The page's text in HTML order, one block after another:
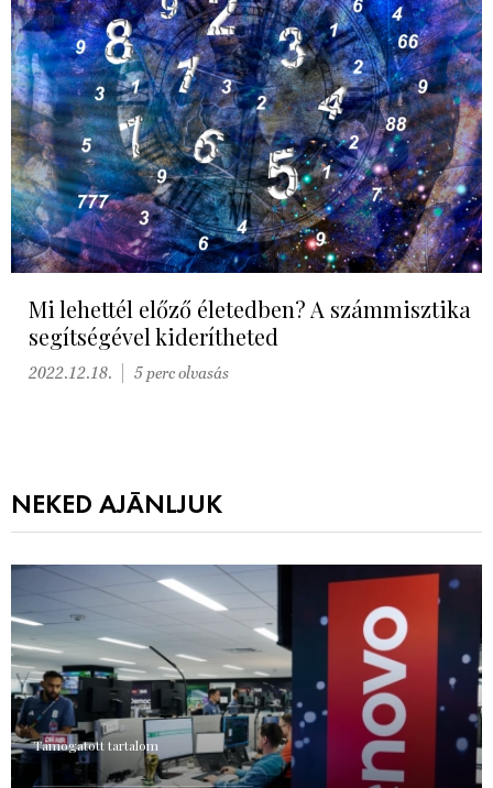
Mi lehettél előző életedben? A számmisztika
segítségével kiderítheted
2022.12.18. 5 perc olvasás
NEKED AJÁNLJUK
Támogatott tartalom